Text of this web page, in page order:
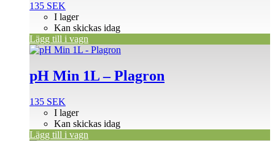
135 SEK
I lager
Kan skickas idag
Lägg till i vagn
pH Min 1L – Plagron
135 SEK
I lager
Kan skickas idag
Lägg till i vagn